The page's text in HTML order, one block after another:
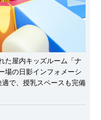
た屋内キッズルーム「ナ
場の日影インフォメーシ
で、授乳スペースも完備